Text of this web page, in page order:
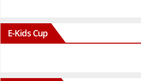
E-Kids Cup